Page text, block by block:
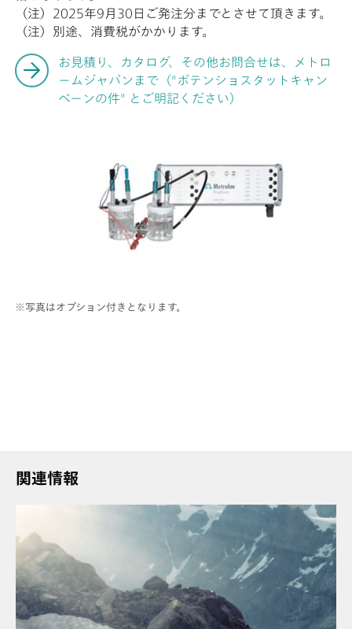
※写真はオプション付きとなります。
（注）2025年9月30日ご発注分までとさせて頂きます。
（注）別途、消費税がかかります。
お見積り、カタログ、その他お問合せは、メトロ
ームジャパンまで（"ポテンショスタットキャン
ペーンの件" とご明記ください）
関連情報